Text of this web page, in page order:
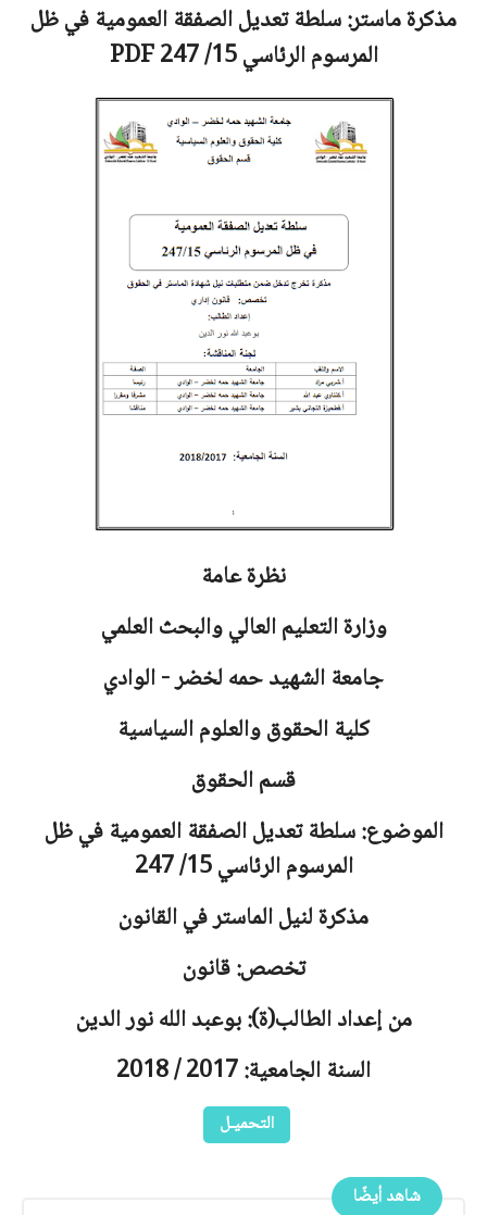
مذكرة ماستر:سلطة تعديل الصفقة العمومية في ظل
المرسوم الرئاسي 15/ 247
PDF
نظرة عامة
وزارة التعليم العالي والبحث العلمي
جامعةالشهيد حمه لخضر - الوادي
كلية الحقوق والعلوم السياسية
قسم الحقوق
الموضوع: سلطة تعديل الصفقة العمومية في ظل
المرسوم الرئاسي 15/ 247
مذكرة لنيل الماستر في القانون
تخصص: قانون
من إعداد الطالب(ة): بوعبد الله نور الدين
السنة الجامعية: 2017 / 2018
التحميـل
شاهد أيضًا